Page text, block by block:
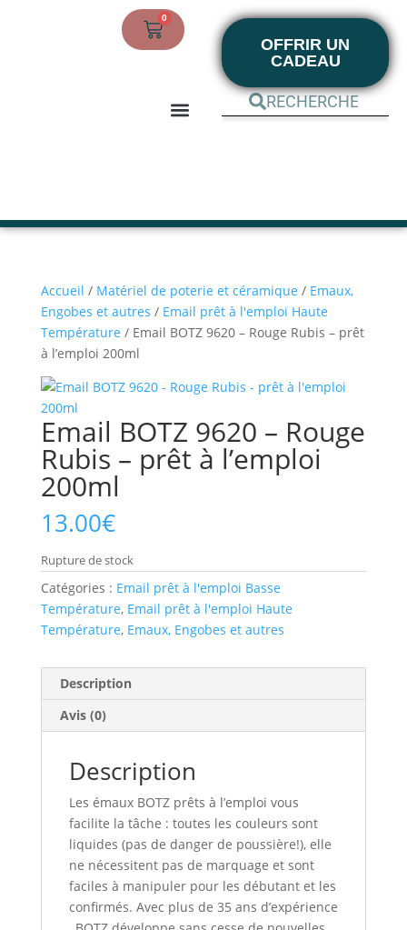
0
OFFRIR UN
CADEAU
Accueil / Matériel de poterie et céramique / Emaux,
Engobes et autres / Email prêt à l'emploi Haute
Température / Email BOTZ 9620 – Rouge Rubis – prêt
à l’emploi 200ml
Email BOTZ 9620 – Rouge
Rubis – prêt à l’emploi
200ml
13.00€
Rupture de stock
Catégories : Email prêt à l'emploi Basse
Température, Email prêt à l'emploi Haute
Température, Emaux, Engobes et autres
Description
Avis (0)
Description
Les émaux BOTZ prêts à l’emploi vous
facilite la tâche : toutes les couleurs sont
liquides (pas de danger de poussière!), elle
ne nécessitent pas de marquage et sont
faciles à manipuler pour les débutant et les
confirmés. Avec plus de 35 ans d’expérience